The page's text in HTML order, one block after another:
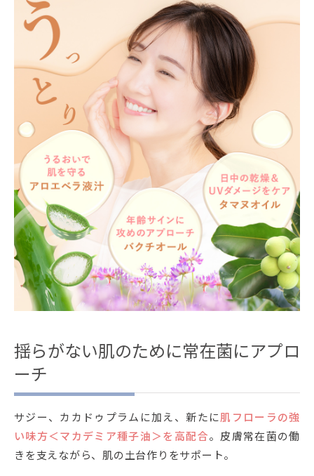
揺らがない肌のために常在菌にアプロ
ーチ
サジー、カカドゥプラムに加え、新たに 肌フローラの強
い味方＜マカデミア種子油＞を高配合。皮膚常在菌の働
きを支えながら、肌の土台作りをサポート。